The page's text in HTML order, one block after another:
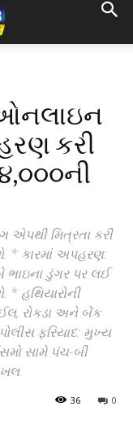
કરી
એપથી મિત્રતા કરી
* કારમાં અપહરણ:
ભાઇના ડુંગર પર લઈ
* હથિયારોની
રોકડા અને બેંક
ફરિયાદ: મુખ્ય
સામે પંચ-બી
0
36